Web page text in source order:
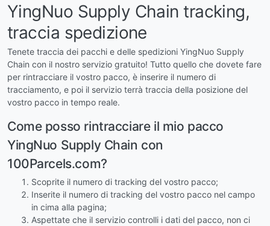
YingNuo Supply Chain tracking,
traccia spedizione
Tenete traccia dei pacchi e delle spedizioni YingNuo Supply
Chain con il nostro servizio gratuito! Tutto quello che dovete fare
per rintracciare il vostro pacco, è inserire il numero di
tracciamento, e poi il servizio terrà traccia della posizione del
vostro pacco in tempo reale.
Come posso rintracciare il mio pacco
YingNuo Supply Chain con
100Parcels.com?
Scoprite il numero di tracking del vostro pacco;
Inserite il numero di tracking del vostro pacco nel campo
in cima alla pagina;
Aspettate che il servizio controlli i dati del pacco, non ci